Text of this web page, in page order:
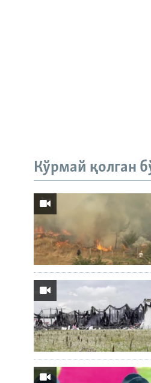
Кўрмай қолган